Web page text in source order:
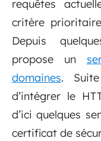
requêtes
critère
Depuis
propose un
domaines.
d’intégrer le
d’ici quelques
certificat de